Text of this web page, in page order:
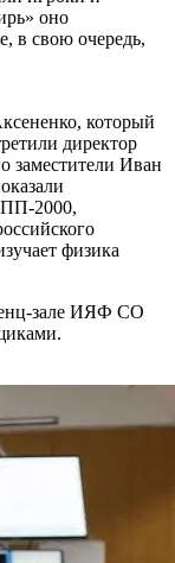
оно
в свою очередь,
который
директор
Иван
2000,
физика
зале ИЯФ СО